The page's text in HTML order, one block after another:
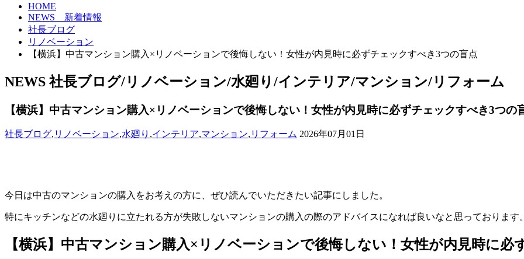
HOME
NEWS 新着情報
社長ブログ
リノベーション
【横浜】中古マンション購入×リノベーションで後悔しない！女性が内見時に必ずチェックすべき3つの盲点
NEWS 社長ブログ/リノベーション/水廻り/インテリア/マンション/リフォーム
【横浜】中古マンション購入×リノベーションで後悔しない！女性が内見時に必ずチェックすべき3つの
社長ブログ, リノベーション,水廻り ,インテリア,マンション, リフォーム 2026年07月01日
今日は中古のマンションの購入をお考えの方に、ぜひ読んでいただきたい記事にしました。
特にキッチンなどの水廻りに立たれる方が失敗しないマンションの購入の際のアドバイスになれば良いなと思っております
【横浜】中古マンション購入×リノベーションで後悔しない！女性が内見時に